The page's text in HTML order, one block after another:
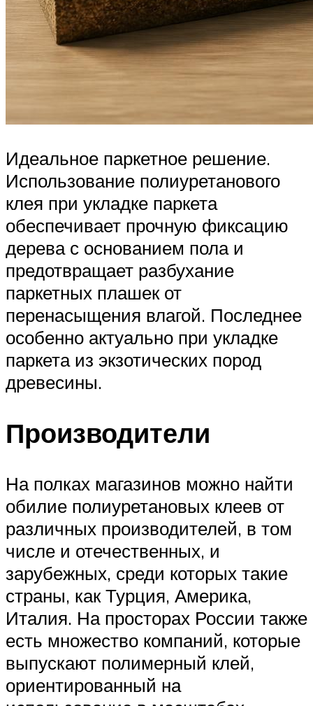
Идеальное паркетное решение.
Использование полиуретанового
клея при укладке паркета
обеспечивает прочную фиксацию
дерева с основанием пола и
предотвращает разбухание
паркетных плашек от
перенасыщения влагой. Последнее
особенно актуально при укладке
паркета из экзотических пород
древесины.
Производители
На полках магазинов можно найти
обилие полиуретановых клеев от
различных производителей, в том
числе и отечественных, и
зарубежных, среди которых такие
страны, как Турция, Америка,
Италия. На просторах России также
есть множество компаний, которые
выпускают полимерный клей,
ориентированный на